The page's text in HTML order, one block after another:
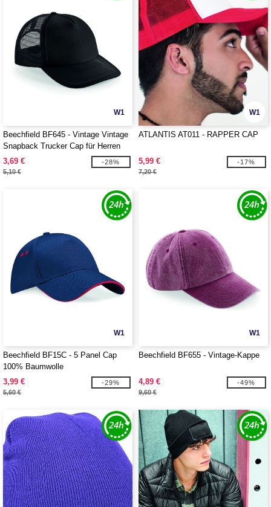
W1
Beechfield BF645 - Vintage Vintage
Snapback Trucker Cap für Herren
3,69 €
5,10 €
-28%
W1
ATLANTIS AT011 - RAPPER CAP
5,99 €
7,20 €
-17%
W1
Beechfield BF15C - 5 Panel Cap
100% Baumwolle
3,99 €
5,60 €
-29%
W1
Beechfield BF655 - Vintage-Kappe
4,89 €
9,60 €
-49%